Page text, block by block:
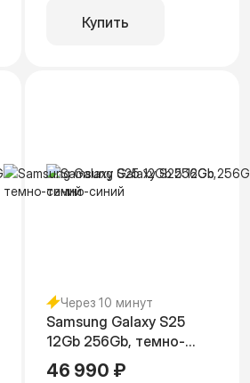
Купить
Через 10 минут
Samsung Galaxy S25
12Gb 256Gb, темно-
синий
46 990 ₽